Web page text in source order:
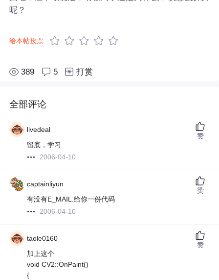
呢？
给本帖投票
389 5 打赏
全部评论
livedeal
留底，学习
2006-04-10
赞
captainliyun
有没有E_MAIL.给你一份代码
2006-04-10
赞
taole0160
加上这个
void CV2::OnPaint()
{
赞